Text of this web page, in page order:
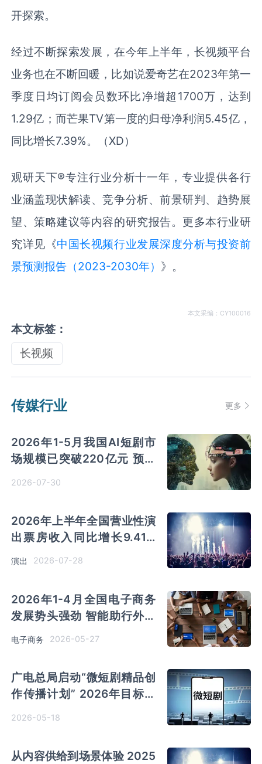
开探索。
经过不断探索发展，在今年上半年，长视频平台
业务也在不断回暖，比如说爱奇艺在2023年第一
季度日均订阅会员数环比净增超1700万，达到
1.29亿；而芒果TV第一度的归母净利润5.45亿，
同比增长7.39%。（XD）
观研天下®专注行业分析十一年，专业提供各行
业涵盖现状解读、竞争分析、前景研判、趋势展
望、策略建议等内容的研究报告。更多本行业研
究详见《中国长视频行业发展深度分析与投资前
景预测报告（2023-2030年） 》。
本文采编：CY100016
本文标签：
长视频
传媒行业 更多
2026年1-5月我国AI短剧市
场规模已突破220亿元 预测
2026-07-30
2026年上半年全国营业性演
出票房收入同比增长9.41%
优势凸显
演出 2026-07-28
2026年1-4月全国电子商务
发展势头强劲 智能助行外骨
785.5%
电子商务 2026-05-27
广电总局启动“微短剧精品创
作传播计划” 2026年目标推
2026-05-18
从内容供给到场景体验 2025